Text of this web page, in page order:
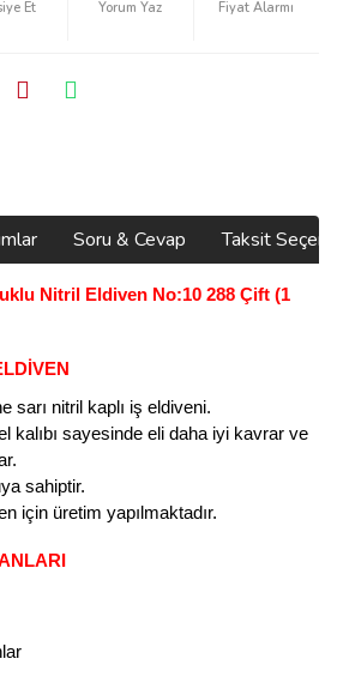
Et Yorum Yaz Fiyat Alarmı
Soru & Cevap Taksit
Nitril Eldiven No:10 288 Çift (1
sarı nitril kaplı iş eldiveni.
kalıbı sayesinde eli daha iyi kavrar ve
sahiptir.
için üretim yapılmaktadır.